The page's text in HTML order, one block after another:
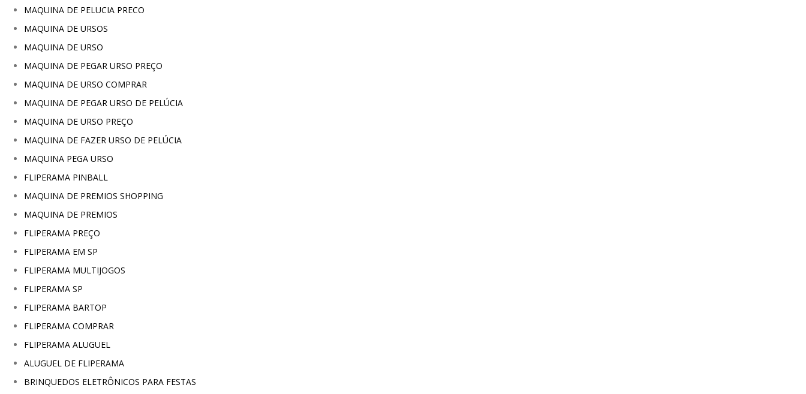
MAQUINA DE PELUCIA PRECO
MAQUINA DE URSOS
MAQUINA DE URSO
MAQUINA DE PEGAR URSO PREÇO
MAQUINA DE URSO COMPRAR
MAQUINA DE PEGAR URSO DE PELÚCIA
MAQUINA DE URSO PREÇO
MAQUINA DE FAZER URSO DE PELÚCIA
MAQUINA PEGA URSO
FLIPERAMA PINBALL
MAQUINA DE PREMIOS SHOPPING
MAQUINA DE PREMIOS
FLIPERAMA PREÇO
FLIPERAMA EM SP
FLIPERAMA MULTIJOGOS
FLIPERAMA SP
FLIPERAMA BARTOP
FLIPERAMA COMPRAR
FLIPERAMA ALUGUEL
ALUGUEL DE FLIPERAMA
BRINQUEDOS ELETRÔNICOS PARA FESTAS